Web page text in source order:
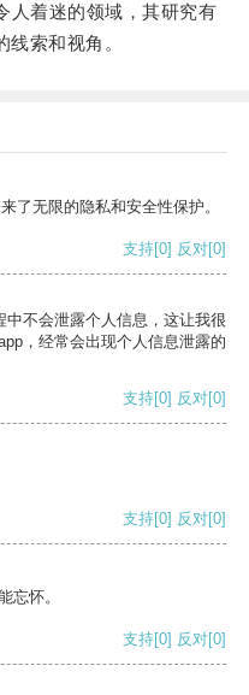
着迷的领域，其研究有
索和视角。
了无限的隐私和安全性保护。
支持[0] 反对[0]
不会泄露个人信息，这让我很
，经常会出现个人信息泄露的
支持[0] 反对[0]
支持[0] 反对[0]
忘怀。
支持[0] 反对[0]